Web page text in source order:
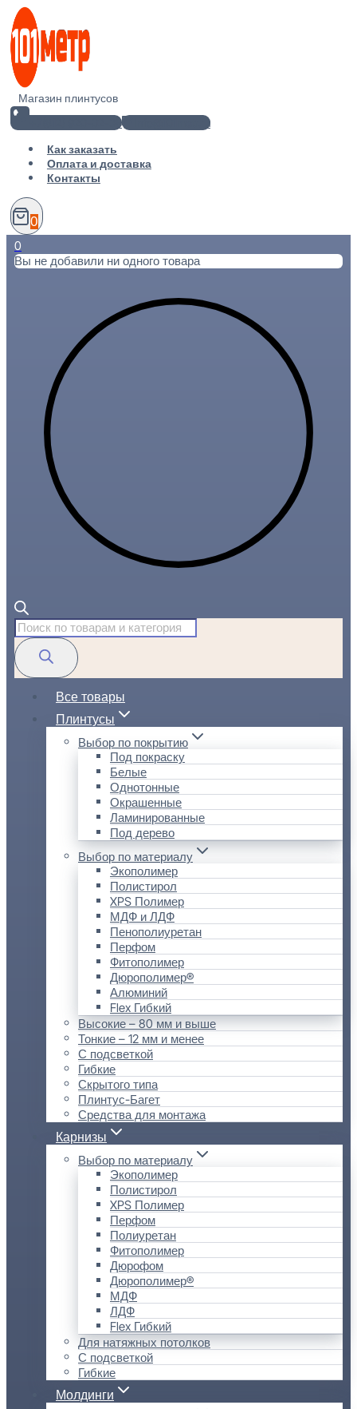
Перейти
содержимому
Магазин плинтусов
+7(812) 920-02-38
info@101metr.ru
Как заказать
Оплата и доставка
Контакты
0
0
Вы не добавили ни одного товара
Поиск
товаров
Все товары
Плинтусы
Выбор по покрытию
Под покраску
Белые
Однотонные
Окрашенные
Ламинированные
Под дерево
Выбор по материалу
Экополимер
Полистирол
XPS Полимер
МДФ и ЛДФ
Пенополиуретан
Перфом
Фитополимер
Дюрополимер®
Алюминий
Flex Гибкий
Высокие – 80 мм и выше
Тонкие – 12 мм и менее
С подсветкой
Гибкие
Скрытого типа
Плинтус-Багет
Средства для монтажа
Карнизы
Выбор по материалу
Экополимер
Полистирол
XPS Полимер
Перфом
Полиуретан
Фитополимер
Дюрофом
Дюрополимер®
МДФ
ЛДФ
Flex Гибкий
Для натяжных потолков
С подсветкой
Гибкие
Молдинги